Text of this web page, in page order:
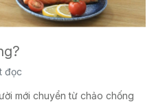
đọc
mới chuyển từ chảo chống